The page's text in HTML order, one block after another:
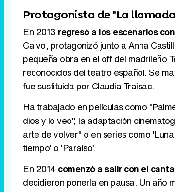
Protagonista de "La
En 2013 regresó a los escenarios
Calvo, protagonizó junto a Anna
pequeña obra en el off del madrileño
reconocidos del teatro español. Se
fue sustituida por Claudia Traisac.
Ha trabajado en películas como
dios y lo veo", la adaptación
arte de volver" o en series como
tiempo' o 'Paraíso'.
En 2014 comenzó a salir con el
decidieron ponerla en pausa. Un año